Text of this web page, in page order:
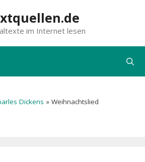
im Internet lesen
Dickens » Weihnachtslied